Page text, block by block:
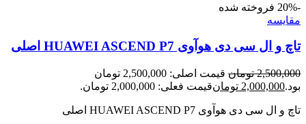
-20%
فروخته شده
مقايسه
تاچ و ال سی دی هوآوی HUAWEI ASCEND P7 اصلی
2,500,000 تومان
قیمت اصلی: 2,500,000 تومان
بود.2,000,000 تومانقیمت فعلی: 2,000,000 تومان.
تاچ و ال سی دی هوآوی HUAWEI ASCEND P7 اصلی